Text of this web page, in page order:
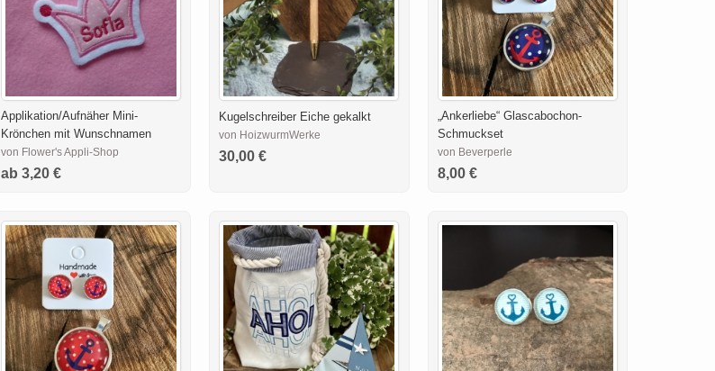
Applikation/Aufnäher Mini-
Krönchen mit Wunschnamen
von Flower's Appli-Shop
ab 3,20 €
Kugelschreiber Eiche gekalkt
von HoizwurmWerke
30,00 €
„Ankerliebe“ Glascabochon-
Schmuckset
von Beverperle
8,00 €